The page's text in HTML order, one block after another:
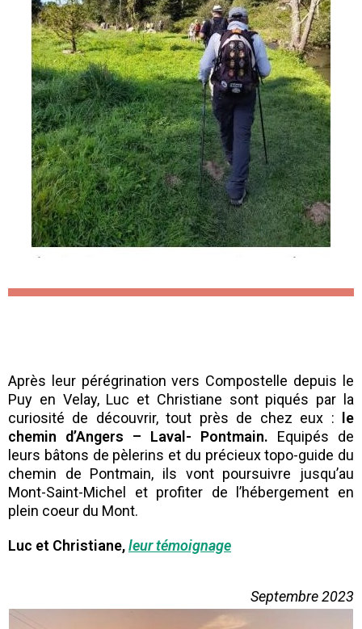
Après leur pérégrination vers Compostelle depuis le
Puy en Velay, Luc et Christiane sont piqués par la
curiosité de découvrir, tout près de chez eux :
le
chemin d’Angers – Laval- Pontmain. Equipés de
leurs bâtons de pèlerins et du précieux topo-guide du
chemin de Pontmain, ils vont poursuivre jusqu’au
Mont-Saint-Michel et profiter de l’hébergement en
plein coeur du Mont.
Luc et Christiane,leur témoignage
Septembre 2023